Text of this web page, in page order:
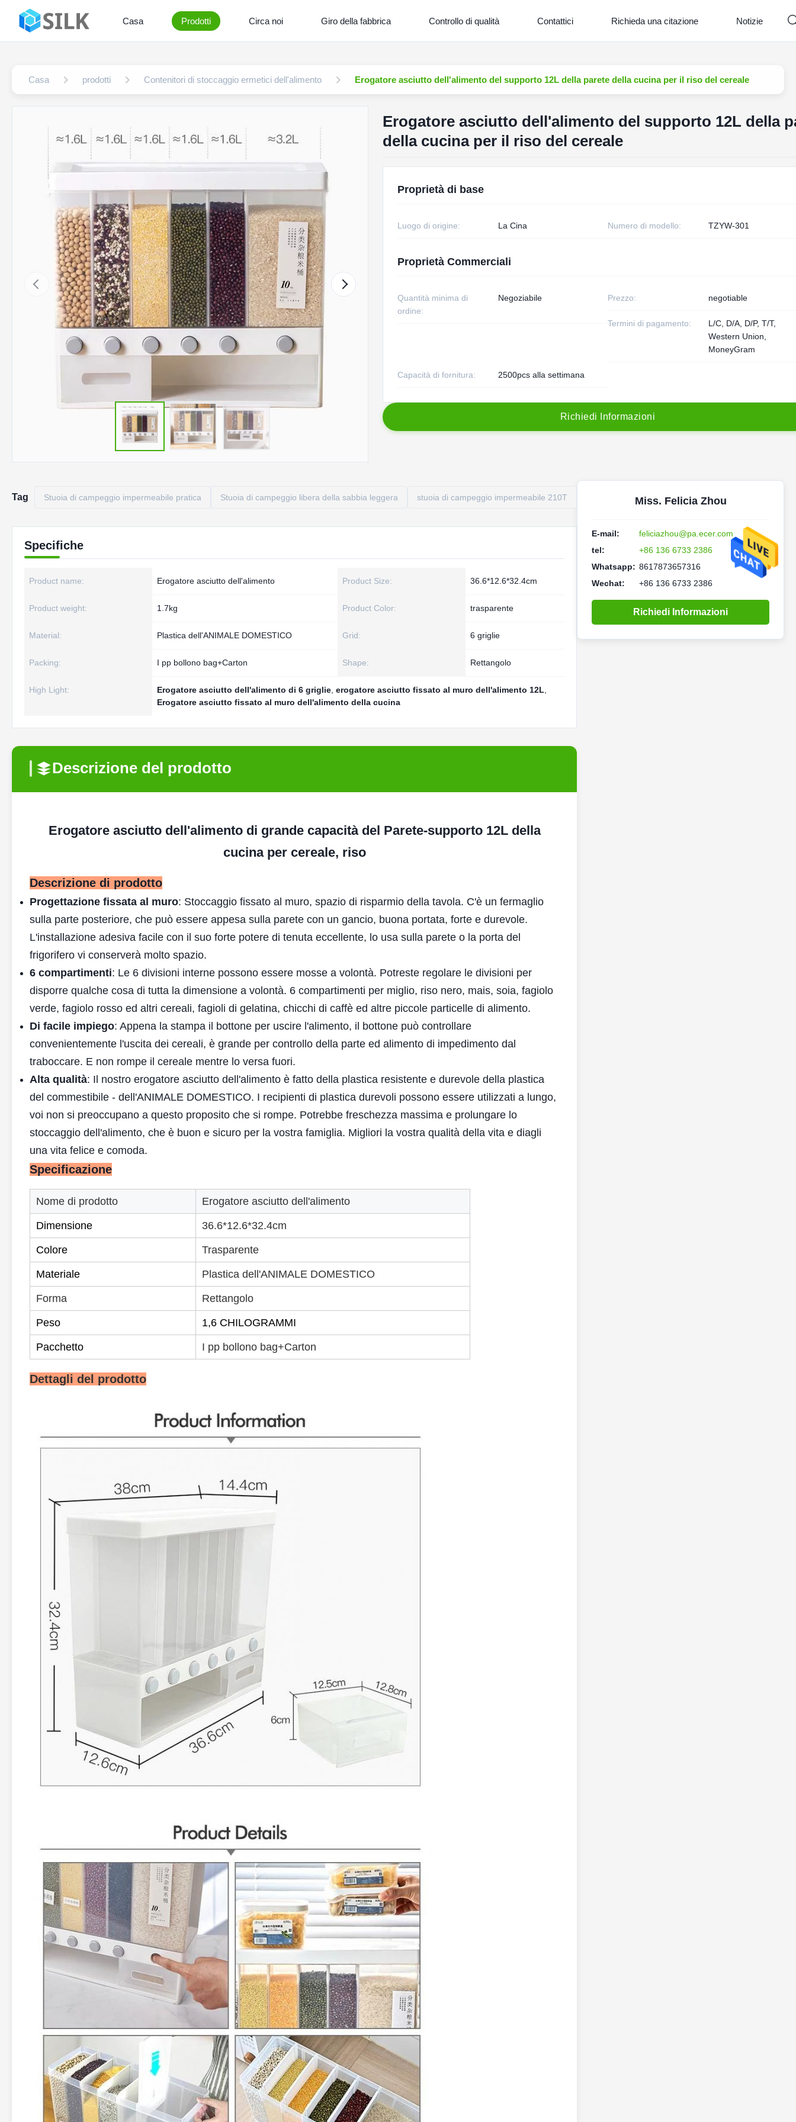
Casa Prodotti Circa noi Giro della fabbrica Controllo di qualità Contattici Richieda una citazione Notizie
Casa prodotti Contenitori di stoccaggio ermetici dell'alimento Erogatore asciutto dell'alimento del supporto 12L della parete della cucina per il riso del cereale
Erogatore asciutto dell'alimento del supporto 12L della
della cucina per il riso del cereale
Proprietà di base
Luogo di origine: La Cina Numero di modello: TZYW-301
Proprietà Commerciali
Quantità minima di
ordine:
Negoziabile Prezzo: negotiable
Termini di pagamento:
L/C, D/A, D/P, T/T,
Western Union,
MoneyGram
Capacità di fornitura: 2500pcs alla settimana
Richiedi nformazioni
Tag Stuoia di campeggio impermeabile pratica Stuoia di campeggio libera della sabbia leggera stuoia di campeggio impermeabile 210T
Specifiche
Product name: Erogatore asciutto dell'alimento Product Size: 36.6*12.6*32.4cm
Product weight: 1.7kg Product Color: trasparente
Material: Plastica dell'ANIMALE DOMESTICO Grid: 6 griglie
Packing: I pp bollono bag+Carton Shape: Rettangolo
High Light: Erogatore asciutto dell'alimento di 6 griglie erogatore asciutto fissato al muro dell'alimento 12L
Erogatore asciutto fissato al muro dell'alimento della cucina
Descrizione del prodotto
Erogatore asciutto dell'alimento di grande capacità del Parete-supporto 12L della
cucina per cereale, riso
Descrizione di prodotto
Progettazione fissata al muro: Stoccaggio fissato al muro, spazio di risparmio della tavola. C'è un fermaglio
sulla parte posteriore, che può essere appesa sulla parete con un gancio, buona portata, forte e durevole.
L'installazione adesiva facile con il suo forte potere di tenuta eccellente, lo usa sulla parete o la porta del
frigorifero vi conserverà molto spazio.
6 compartimenti: Le 6 divisioni interne possono essere mosse a volontà. Potreste regolare le divisioni per
disporre qualche cosa di tutta la dimensione a volontà. 6 compartimenti per miglio, riso nero, mais, soia, fagiolo
verde, fagiolo rosso ed altri cereali, fagioli di gelatina, chicchi di caffè ed altre piccole particelle di alimento.
Di facile impiego: Appena la stampa il bottone per uscire l'alimento, il bottone può controllare
convenientemente l'uscita dei cereali, è grande per controllo della parte ed alimento di impedimento dal
traboccare. E non rompe il cereale mentre lo versa fuori.
Alta qualità: Il nostro erogatore asciutto dell'alimento è fatto della plastica resistente e durevole della plastica
del commestibile - dell'ANIMALE DOMESTICO. I recipienti di plastica durevoli possono essere utilizzati a lungo,
voi non si preoccupano a questo proposito che si rompe. Potrebbe freschezza massima e prolungare lo
stoccaggio dell'alimento, che è buon e sicuro per la vostra famiglia. Migliori la vostra qualità della vita e diagli
una vita felice e comoda.
Specificazione
Nome di prodotto Erogatore asciutto dell'alimento
Dimensione 36.6*12.6*32.4cm
Colore Trasparente
Materiale Plastica dell'ANIMALE DOMESTICO
Forma Rettangolo
Peso 1,6 CHILOGRAMMI
Pacchetto I pp bollono bag+Carton
Dettagli del prodotto
Miss. Felicia Zhou
E-mail:
feliciazhou@pa.ecer.com
tel:
+86 136 6733 2386
Whatsapp: 8617873657316
Wechat:
+86 136 6733 2386
Richiedi Informazioni